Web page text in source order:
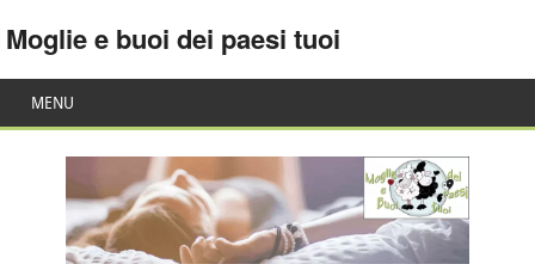
Moglie e buoi dei paesi tuoi
MENU